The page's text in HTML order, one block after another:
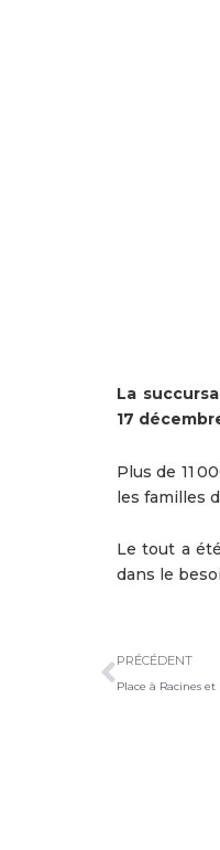
La
17
Plus de 11
les familles
Le tout a
dans le
PRÉCÉDENT
Place à Racines et